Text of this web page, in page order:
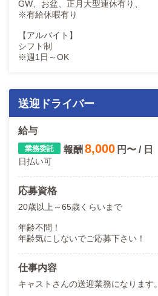
GW、お盆、正月大型連休有り、
※有給休暇有り
【アルバイト】
シフト制
※週1日～OK
送迎ドライバー
給与
報酬 8,000 円〜 / 日
日払い可
応募資格
20歳以上～65歳くらいまで
年齢不問！
年齢気にしないでご応募下さい！
仕事内容
キャストさんの送迎業務になります。